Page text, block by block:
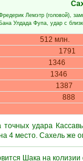
Лемэтр (головой),
Бана Улдада Фупа, удар с
512 млн.
1791
1346
1346
1387
888
точных удара
4 место. Сахель же
Шака на